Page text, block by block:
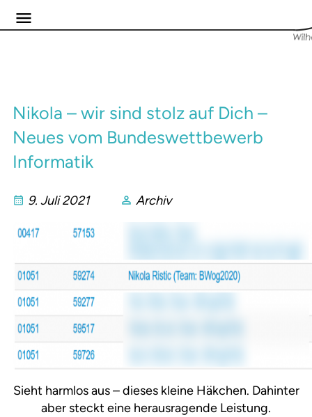
Nikola – wir sind stolz auf Dich –
Neues vom Bundeswettbewerb
Informatik
9. Juli 2021 Archiv
Sieht harmlos aus – dieses kleine Häkchen. Dahinter
aber steckt eine herausragende Leistung.